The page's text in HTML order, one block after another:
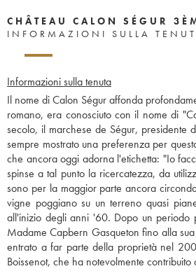
CHÂTEAU CALON SÉGUR
INFORMAZIONI SULLA
Informazioni sulla tenuta
Il nome di Calon Ségur affonda
romano, era conosciuto con il nome di
secolo, il marchese de Ségur, presidente
sempre mostrato una preferenza per
che ancora oggi adorna l'etichetta: "Io
spinse a tal punto la ricercatezza, da
sono per la maggior parte ancora
vigne poggiano su un terreno quasi
all'inizio degli anni '60. Dopo un periodo
Madame Capbern Gasqueton fino alla
entrato a far parte della proprietà nel
Boissenot, che ha notevolmente